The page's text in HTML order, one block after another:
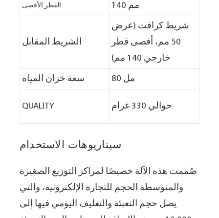
القطر الأقصى 140 مم
الشريط المقابل
شريط كرافت (عرض
50 مم، أقصى قطر
خارجي 140 مم)
سعة خزان المياه 80 مل
QUALITY حوالي 330 غرام
سيناريوهات الاستخدام
صُممت هذه الآلة خصيصًا لمراكز التوزيع الصغيرة
والمتوسطة الحجم للتجارة الإلكترونية، والتي
يصل حجم التعبئة والتغليف اليومي فيها إلى